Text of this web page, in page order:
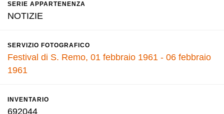
SERIE APPARTENENZA
NOTIZIE
SERVIZIO FOTOGRAFICO
Festival di S. Remo, 01 febbraio 1961 - 06 febbraio
1961
INVENTARIO
692044